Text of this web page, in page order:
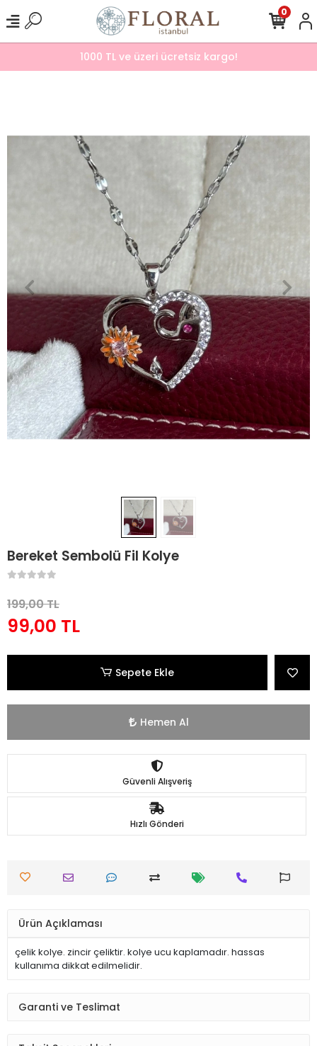
1000 TL ve üzeri ücretsiz kargo!
0
Bereket Sembolü Fil Kolye
199,00 TL
99,00 TL
Sepete Ekle
Hemen Al
Güvenli Alışveriş
Hızlı Gönderi
Ürün Açıklaması
çelik kolye. zincir çeliktir. kolye ucu kaplamadır. hassas
kullanıma dikkat edilmelidir.
Garanti ve Teslimat